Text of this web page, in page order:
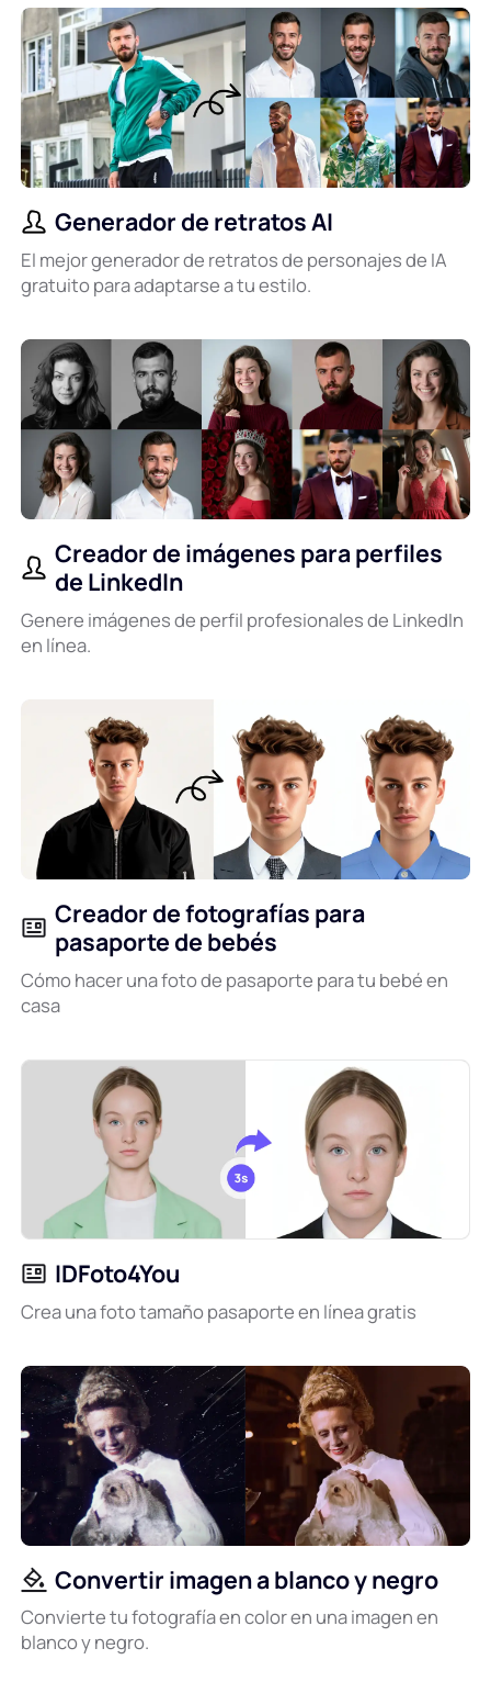
Generador de retratos AI
El mejor generador de retratos de personajes de IA
gratuito para adaptarse a tu estilo.
Creador de imágenes para perfiles
de LinkedIn
Genere imágenes de perfil profesionales de LinkedIn
en línea.
Creador de fotografías para
pasaporte de bebés
Cómo hacer una foto de pasaporte para tu bebé en
casa
IDFoto4You
Crea una foto tamaño pasaporte en línea gratis
Convertir imagen a blanco y negro
Convierte tu fotografía en color en una imagen en
blanco y negro.